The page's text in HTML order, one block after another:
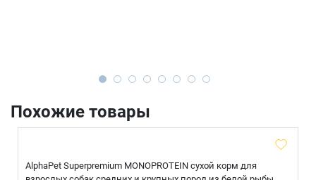
Похожие товары
AlphaPet Superpremium MONOPROTEIN сухой корм для